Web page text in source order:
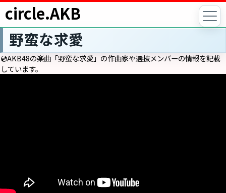
circle.AKB
野蛮な求愛
💿AKB48の楽曲「野蛮な求愛」の作曲家や選抜メンバーの情報を記載
しています。